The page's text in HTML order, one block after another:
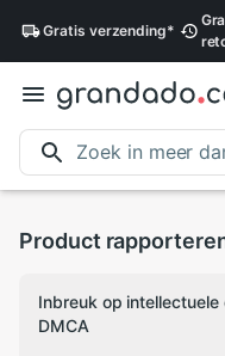
Gratis verzending*
Product
Inbreuk op
DMCA